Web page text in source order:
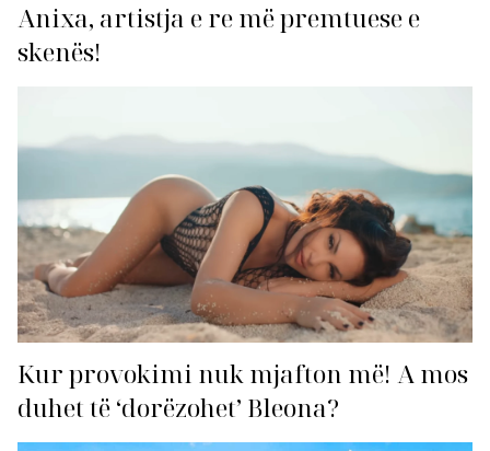
Anixa, artistja e re më premtuese e
skenës!
Kur provokimi nuk mjafton më! A mos
duhet të ‘dorëzohet’ Bleona?